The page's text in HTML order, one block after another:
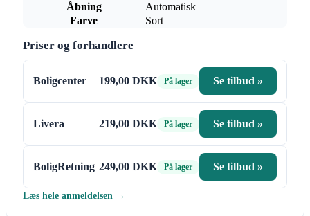
Åbning
Automatisk
Farve
Sort
Priser og forhandlere
Boligcenter 199,00 DKK På lager Se tilbud »
Livera 219,00 DKK På lager Se tilbud »
BoligRetning 249,00 DKK På lager Se tilbud »
Læs hele anmeldelsen →